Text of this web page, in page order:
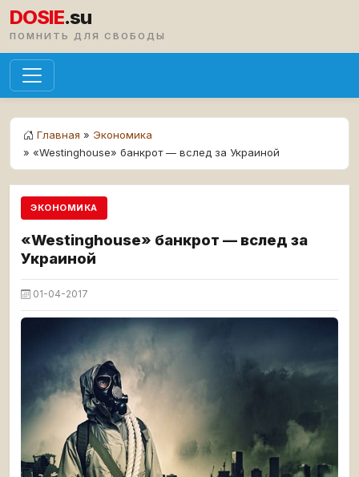
DOSIE.su
ПОМНИТЬ ДЛЯ СВОБОДЫ
Главная » Экономика
» «Westinghouse» банкрот — вслед за Украиной
ЭКОНОМИКА
«Westinghouse» банкрот — вслед за
Украиной
01-04-2017